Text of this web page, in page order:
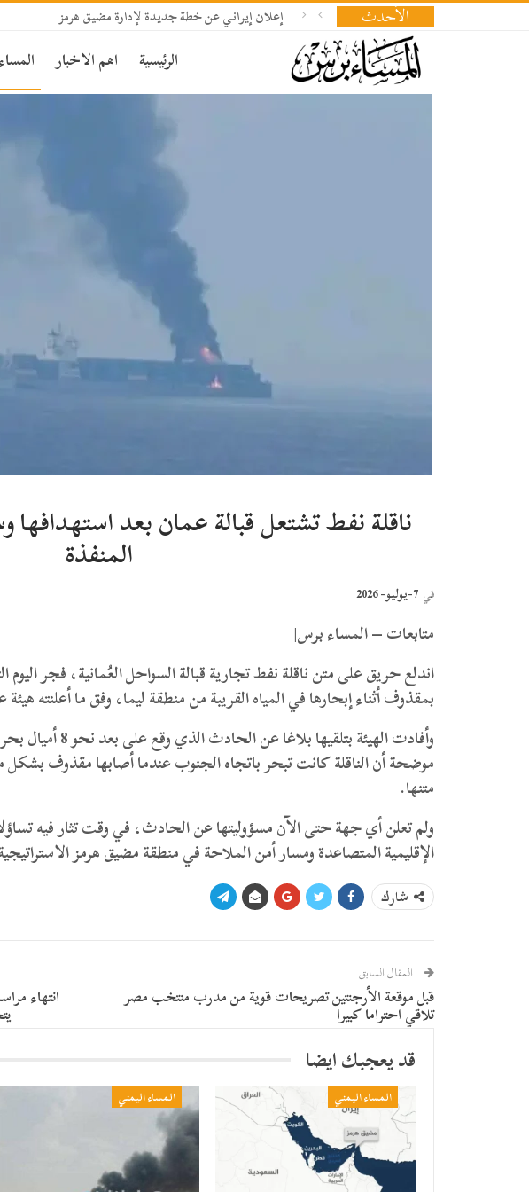
الأحدث إعلان إيراني عن خطة جديدة لإدارة مضيق هرمز
الرئيسية اهم الاخبار
ناقلة نفط تشتعل قبالة عمان بعد
المنفذة
في 7-يوليو- 2026
متابعات – المساء برس|
اندلع حريق على متن ناقلة نفط تجارية قبالة السواحل العُمانية، فجر اليوم
بمقذوف أثناء إبحارها في المياه القريبة من منطقة ليما، وفق ما أعلنته هيئة
وأفادت الهيئة
موضحة أن الناقلة كانت تبحر باتجاه الجنوب عندما أصابها مقذوف
متنها.
ولم تعلن أي جهة حتى الآن مسؤوليتها عن الحادث، في وقت تثار فيه
الإقليمية المتصاعدة ومسار أمن الملاحة في منطقة مضيق هرمز
شارك
المقال السابق
قبل موقعة الأرجنتين تصريحات قوية من مدرب منتخب مصر
تلاقي احتراما كبيرا
انتهاء
قد يعجبك ايضا
المساء اليمني المساء اليمني